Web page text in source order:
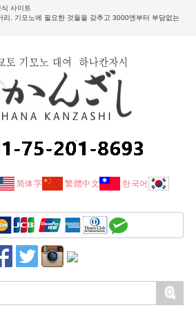
식 사이트
리. 기모노에 필요한 것들을 갖추고 3000엔부터 부담없는
简体字 繁體中文 한국어